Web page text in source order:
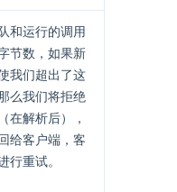
和运行的调用
节数，如果新
我们超出了这
么我们将拒绝
在解析后），
给客户端，客
行重试。